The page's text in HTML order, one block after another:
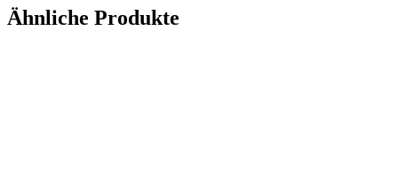
Ähnliche Produkte